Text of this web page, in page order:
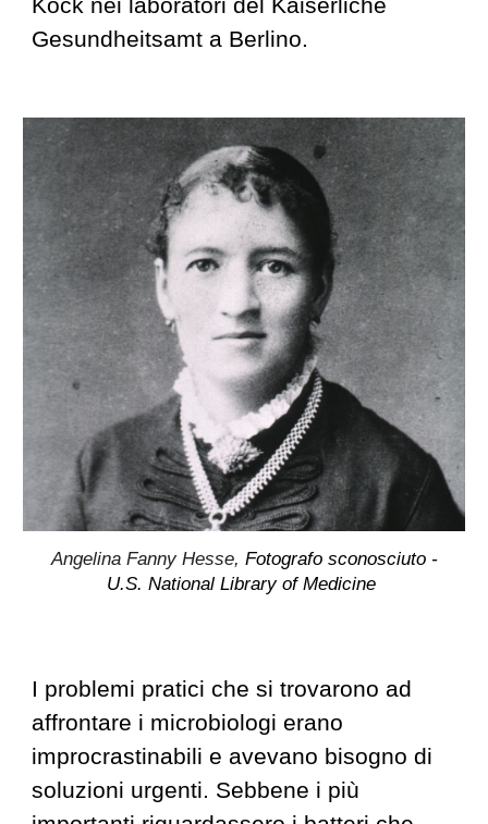
Kock nei laboratori del Kaiserliche
Gesundheitsamt a Berlino.
Angelina Fanny Hesse, Fotografo sconosciuto -
U.S. National Library of Medicine
I problemi pratici che si trovarono ad
affrontare i microbiologi erano
improcrastinabili e avevano bisogno di
soluzioni urgenti. Sebbene i più